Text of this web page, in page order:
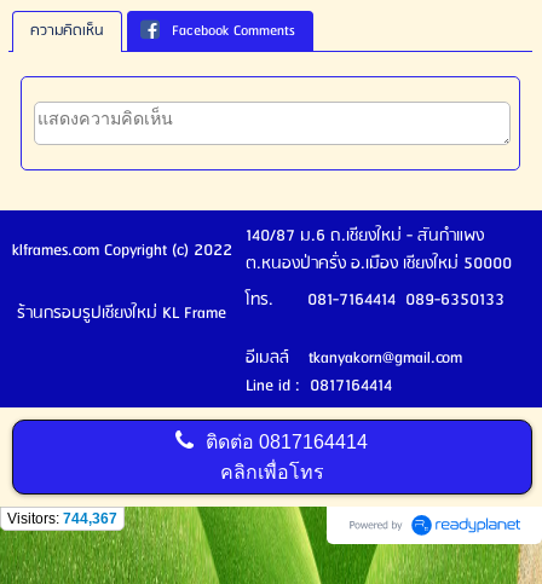
ความคิดเห็น Facebook Comments
klframes.com Copyright (c) 2022
140/87 ม.6 ถ.เชียงใหม่ - สันกำแพง
ต.หนองป่าครั่ง อ.เมือง เชียงใหม่ 50000
ร้านกรอบรูปเชียงใหม่ KL Frame
โทร. 081-7164414 089-6350133
อีเมลล์ tkanyakorn@gmail.com
Line id : 0817164414
ติดต่อ0817164414
คลิกเพื่อโทร
Visitors: 744,367